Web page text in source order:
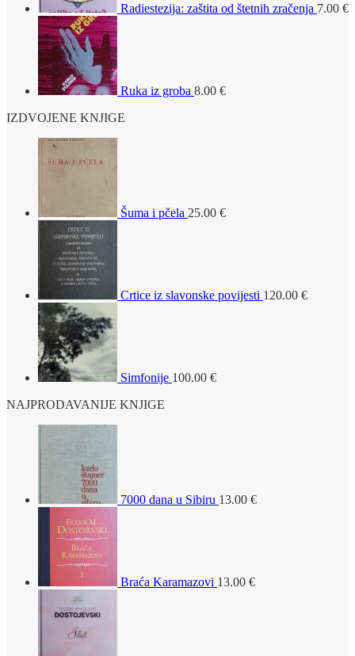
Radiestezija: zaštita od štetnih zračenja 7.00 €
Ruka iz groba 8.00 €
IZDVOJENE KNJIGE
Šuma i pčela 25.00 €
Crtice iz slavonske povijesti 120.00 €
Simfonije 100.00 €
NAJPRODAVANIJE KNJIGE
7000 dana u Sibiru 13.00 €
Braća Karamazovi 13.00 €